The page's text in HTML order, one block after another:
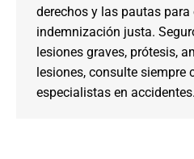
derechos y las pautas para
indemnización justa.
lesiones graves, prótesis,
lesiones, consulte siempre
especialistas en accidentes.